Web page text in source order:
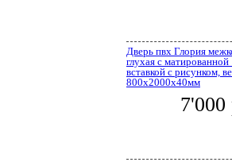
Дверь пвх Глория
глухая с
вставкой с рисунком,
800x2000x40мм
7'000